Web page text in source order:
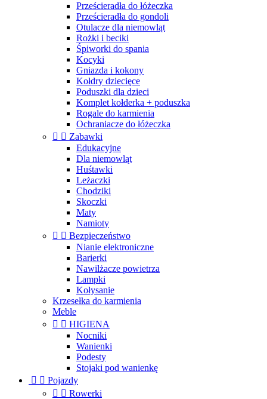
Prześcieradła do łóżeczka
Prześcieradła do gondoli
Otulacze dla niemowląt
Rożki i beciki
Śpiworki do spania
Kocyki
Gniazda i kokony
Kołdry dziecięce
Poduszki dla dzieci
Komplet kołderka + poduszka
Rogale do karmienia
Ochraniacze do łóżeczka
  Zabawki
Edukacyjne
Dla niemowląt
Huśtawki
Leżaczki
Chodziki
Skoczki
Maty
Namioty
  Bezpieczeństwo
Nianie elektroniczne
Barierki
Nawilżacze powietrza
Lampki
Kołysanie
Krzesełka do karmienia
Meble
  HIGIENA
Nocniki
Wanienki
Podesty
Stojaki pod wanienkę
  Pojazdy
  Rowerki